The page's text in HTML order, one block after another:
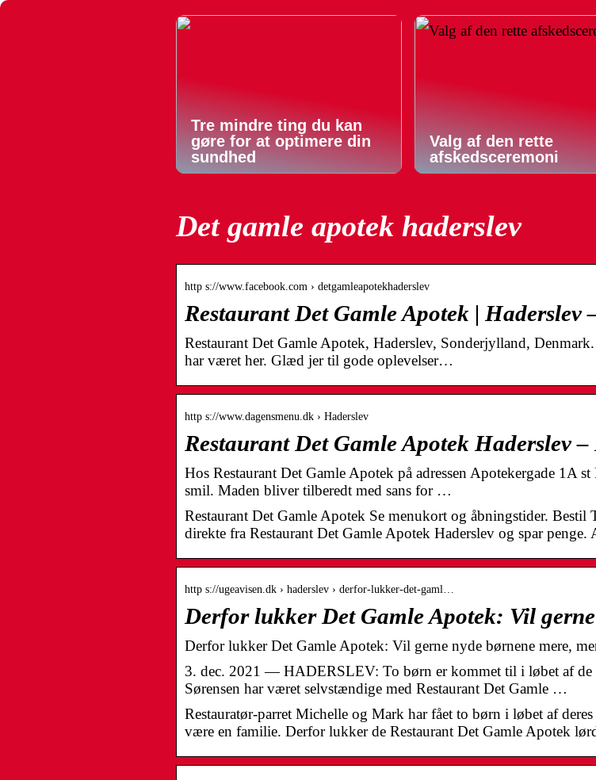
Tre mindre ting du kan
gøre for at optimere din
sundhed
Valg af den rette
afskedsceremoni
Det gamle apotek haderslev
http s://www.facebook.com › detgamleapotekhaderslev
Restaurant Det Gamle Apotek | Haderslev
Restaurant Det Gamle Apotek, Haderslev, Sonderjylland,
har været her. Glæd jer til gode oplevelser…
http s://www.dagensmenu.dk › Haderslev
Restaurant Det Gamle Apotek Haderslev
Hos Restaurant Det Gamle Apotek på adressen Apotekergade 1A
smil. Maden bliver tilberedt med sans for …
Restaurant Det Gamle Apotek Se menukort og åbningstider.
direkte fra Restaurant Det Gamle Apotek Haderslev og spar
http s://ugeavisen.dk › haderslev › derfor-lukker-det-gaml…
Derfor lukker Det Gamle Apotek: Vil
Derfor lukker Det Gamle Apotek: Vil gerne nyde børnene mere,
3. dec. 2021 — HADERSLEV: To børn er kommet til i løbet af de
Sørensen har været selvstændige med Restaurant Det Gamle …
Restauratør-parret Michelle og Mark har fået to børn i løbet af
være en familie. Derfor lukker de Restaurant Det Gamle Apotek